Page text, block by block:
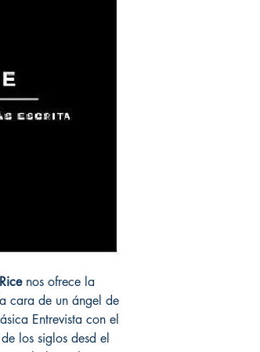
nos ofrece la
cara de un ángel de
Entrevista con el
los siglos desd el